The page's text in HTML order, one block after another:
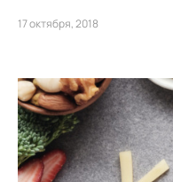
17 октября, 2018